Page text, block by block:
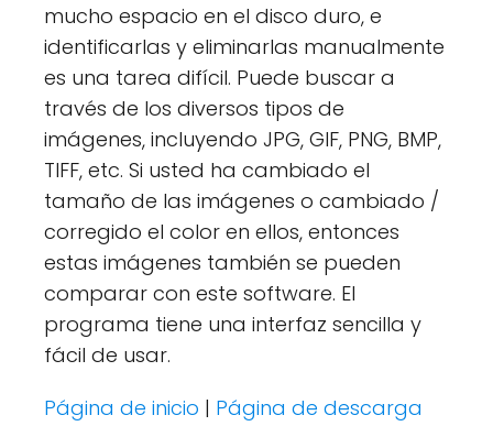
mucho espacio en el disco duro, e
identificarlas y eliminarlas manualmente
es una tarea difícil. Puede buscar a
través de los diversos tipos de
imágenes, incluyendo JPG, GIF, PNG, BMP,
TIFF, etc. Si usted ha cambiado el
tamaño de las imágenes o cambiado /
corregido el color en ellos, entonces
estas imágenes también se pueden
comparar con este software. El
programa tiene una interfaz sencilla y
fácil de usar.
Página de inicio | Página de descarga